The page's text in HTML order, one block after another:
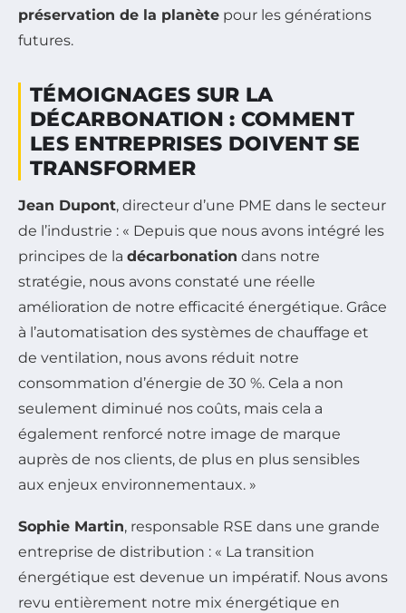
préservation de la planète pour les générations
futures.
TÉMOIGNAGES SUR LA
DÉCARBONATION : COMMENT
LES ENTREPRISES DOIVENT SE
TRANSFORMER
Jean Dupont, directeur d’une PME dans le secteur
de l’industrie : « Depuis que nous avons intégré les
principes de la décarbonation dans notre
stratégie, nous avons constaté une réelle
amélioration de notre efficacité énergétique. Grâce
à l’automatisation des systèmes de chauffage et
de ventilation, nous avons réduit notre
consommation d’énergie de 30 %. Cela a non
seulement diminué nos coûts, mais cela a
également renforcé notre image de marque
auprès de nos clients, de plus en plus sensibles
aux enjeux environnementaux. »
Sophie Martin, responsable RSE dans une grande
entreprise de distribution : « La transition
énergétique est devenue un impératif. Nous avons
revu entièrement notre mix énergétique en